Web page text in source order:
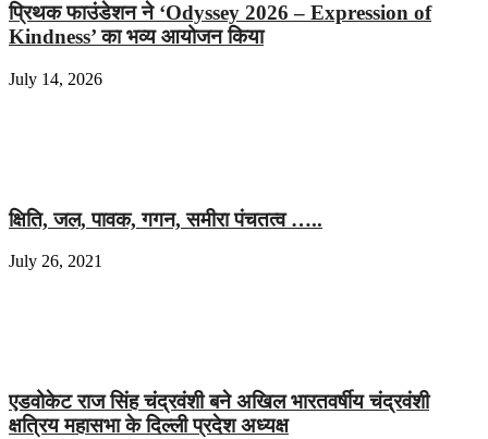
प्रिथक फाउंडेशन ने ‘Odyssey 2026 – Expression of
Kindness’ का भव्य आयोजन किया
July 14, 2026
क्षिति, जल, पावक, गगन, समीरा पंचतत्व …..
July 26, 2021
एडवोकेट राज सिंह चंद्रवंशी बने अखिल भारतवर्षीय चंद्रवंशी
क्षत्रिय महासभा के दिल्ली प्रदेश अध्यक्ष